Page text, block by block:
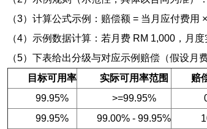
（3）计算公式示例：赔偿额 = 当月应付费用
（4）示例数据计算：若月费 RM 1,000，月
（5）下表给出分级与对应示例赔偿（假设月
目标可用率
实际可用率范围 赔
99.95%
>=99.95%
99.95%
99.00% - 99.95%